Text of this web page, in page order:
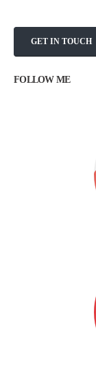
GET IN TOUCH
FOLLOW ME